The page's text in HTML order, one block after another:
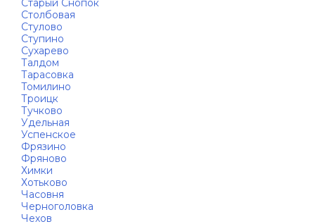
Старый Снопок
Столбовая
Стулово
Ступино
Сухарево
Талдом
Тарасовка
Томилино
Троицк
Тучково
Удельная
Успенское
Фрязино
Фряново
Химки
Хотьково
Часовня
Черноголовка
Чехов